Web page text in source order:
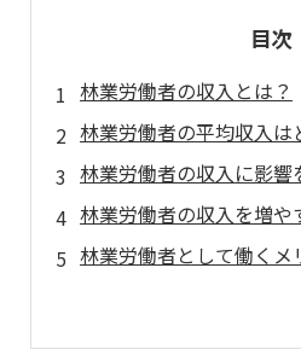
目次
林業労働者の収入とは？
林業労働者の平均収入は
林業労働者の収入に影響
林業労働者の収入を増や
林業労働者として働くメ